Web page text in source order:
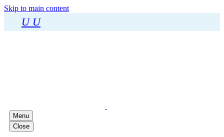
Skip to main content
U U
Menu
Close